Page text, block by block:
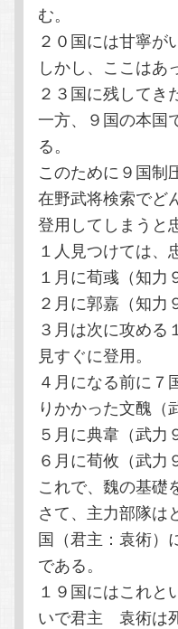
む。
２０国には甘寧が
しかし、ここはあ
２３国に残してき
一方、９国の本国
る。
このために９国制
在野武将検索でど
登用してしまうと
１人見つけては、
１月に荀彧（知力
２月に郭嘉（知力
３月は次に攻める
見すぐに登用。
４月になる前に７
りかかった文醜（
５月に典韋（武力
６月に荀攸（武力
これで、魏の基礎
さて、主力部隊は
国（君主：袁術）
である。
１９国にはこれ
いで君主 袁術は